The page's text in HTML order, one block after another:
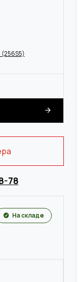
(256S5)
78
На складе